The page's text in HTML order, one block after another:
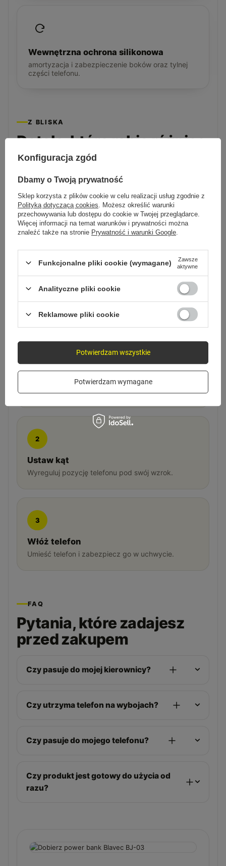
Wewnętrzna ochrona silikonowa
amortyzacja i zabezpieczenie boków oraz tylnej
części telefonu.
Z BLISKA
Detale, które robią różnicę
JAK ZACZĄĆ
Gotowe w kilka chwil
Zamocuj na kierownicy
Zaciśnij uchwyt na kierownicy lub mostku.
2
Ustaw kąt
Wyreguluj pozycję telefonu pod swój wzrok.
3
Włóż telefon
Umieść telefon i zabezpiecz go w uchwycie.
FAQ
Pytania, które zadajesz
przed zakupem
Czy pasuje do mojej kierownicy?
Czy utrzyma telefon na wybojach?
Czy pasuje do mojego telefonu?
Czy produkt jest gotowy do użycia od
razu?
Konfiguracja zgód
Dbamy o Twoją prywatność
Sklep korzysta z plików cookie w celu realizacji usług zgodnie z
Polityką dotyczącą cookies . Możesz określić warunki
przechowywania lub dostępu do cookie w Twojej przeglądarce.
Więcej informacji na temat warunków i prywatności można
znaleźć także na stronie Prywatność i warunki Google
Funkcjonalne pliki cookie (wymagane)
Zawsze
aktywne
Analityczne pliki cookie
Reklamowe pliki cookie
Potwierdzam wymagane
Potwierdzam wszystkie